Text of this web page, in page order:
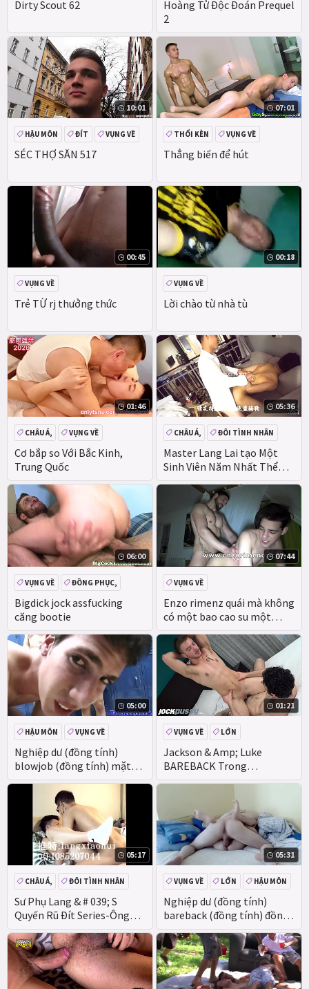
Dirty Scout 62
Hoàng Tử Độc Đoán Prequel
2
10:01
SÉC THỢ SĂN 517
HẬU MÔN ĐÍT VỤNG VỀ
07:01
Thẳng biến để hút
THỔI KÈN
VỤNG VỀ
XOA BÓP
00:45
Trẻ TỪ rj thưởng thức
VỤNG VỀ
00:18
Lời chào từ nhà tù
VỤNG VỀ
01:46
Cơ bắp so Với Bắc Kinh,
Trung Quốc
CHÂU Á,
VỤNG VỀ
THỔI KÈN
HẬU MÔN
05:36
Master Lang Lai tạo Một
Sinh Viên Năm Nhất Thể
Thao Mà Họ Đã Gặp Trên
Uni Playground-1
CHÂU Á,
ĐÔI TÌNH NHÂN
LỚN
VỤNG VỀ
06:00
Bigdick jock assfucking
căng bootie
VỤNG VỀ ĐỒNG PHỤC,
07:44
Enzo rimenz quái mà không
có một bao cao su một
youngster
VỤNG VỀ
05:00
Nghiệp dư (đồng tính)
blowjob (đồng tính) mặt
(đồng tính)
HẬU MÔN
VỤNG VỀ
THỰC TẾ
01:21
Jackson & Amp; Luke
BAREBACK Trong
Richmond Trên JockPussy
VỤNG VỀ LỚN
05:17
Sư Phụ Lang & # 039; S
Quyến Rũ Đít Series-Ông
đang Được Fucked bởi Một
Tinh Ranh Lớn Tàu Điện
Ngầm An Ninh Sĩ quan - 2
CHÂU Á,
ĐÔI TÌNH NHÂN
LỚN
VỤNG VỀ
05:31
Nghiệp dư (đồng tính)
bareback (đồng tính) đồng
tính
VỤNG VỀ LỚN
HẬU MÔN
GẦY